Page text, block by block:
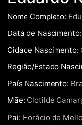
Nome Completo:
Data de Nascimento:
Cidade Nascimento:
Região/Estado
País Nascimento:
Mãe: Clotilde
Pai: Horácio de Mello